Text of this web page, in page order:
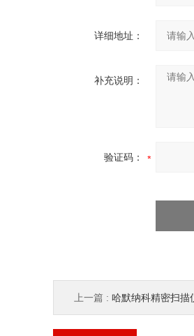
详细地址：
补充说明：
验证码：
上一篇 : 哈默纳科精密扫描